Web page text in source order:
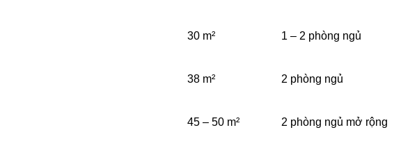
30 m² 1 – 2 phòng ngủ
38 m² 2 phòng ngủ
45 – 50 m² 2 phòng ngủ mở rộng